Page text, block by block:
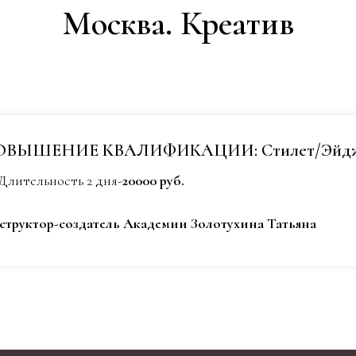
Москва. Креатив
КВАЛИФИКАЦИИ: Стилет/
2 дня-20000 руб.
создатель Академии Золотухина Татьяна